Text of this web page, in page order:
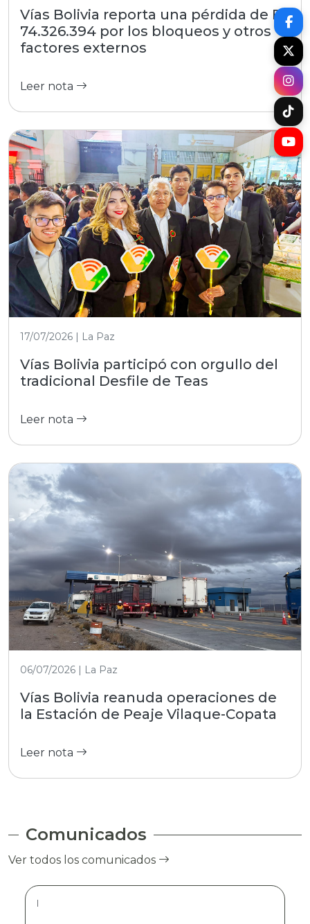
Vías Bolivia reporta una pérdida de Bs
74.326.394 por los bloqueos y otros
factores externos
Leer nota
17/07/2026 | La Paz
Vías Bolivia participó con orgullo del
tradicional Desfile de Teas
Leer nota
06/07/2026 | La Paz
Vías Bolivia reanuda operaciones de
la Estación de Peaje Vilaque-Copata
Leer nota
Comunicados
Ver todos los comunicados
|